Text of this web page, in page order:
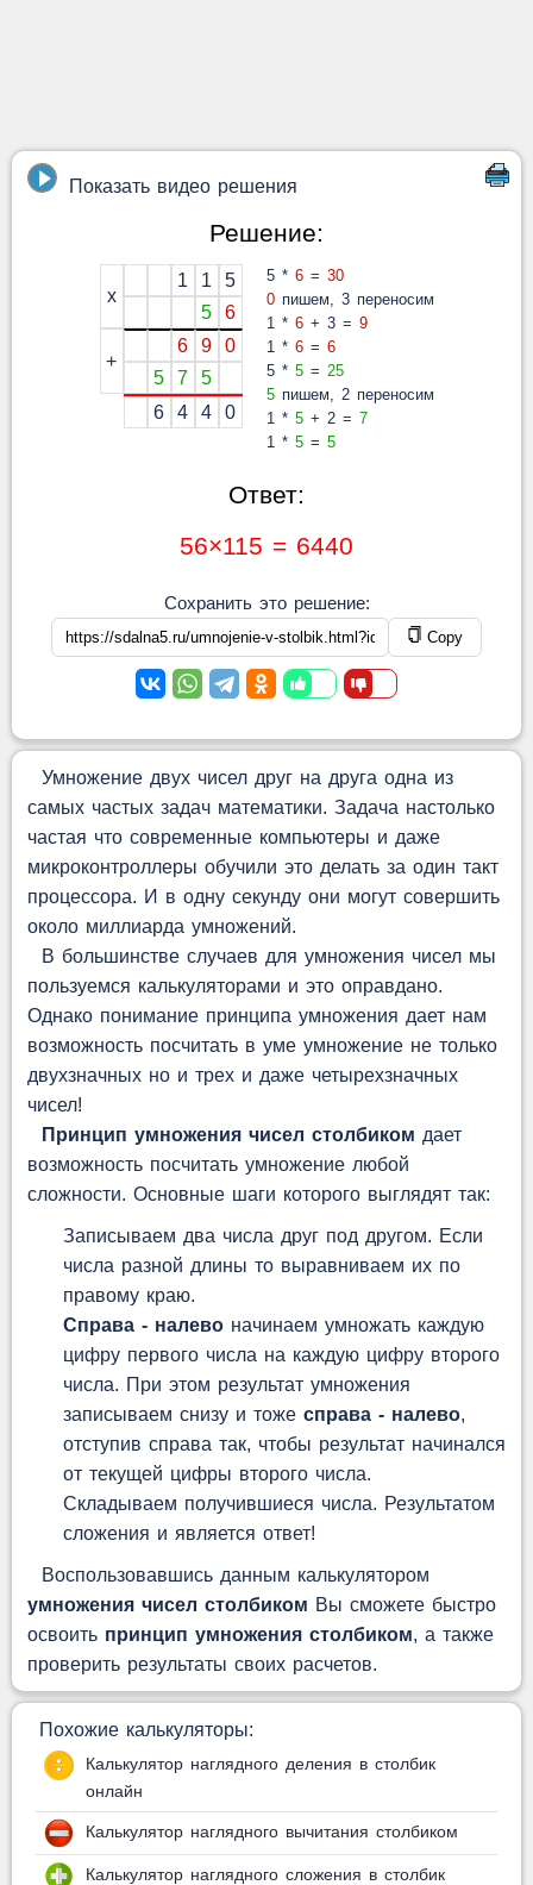
Показать видео решения
Решение:
x
1 1
5
5
6
+
6 9
0
5
7
5
6
4 4 0
5 * 6= 30
0пишем, 3 переносим
1 * 6+ 3 = 9
1 * 6= 6
5 * 5= 25
5пишем, 2 переносим
1 * 5+ 2 = 7
1 * 5= 5
Ответ:
56×115 = 6440
Сохранить это решение:
Copy
Умножение двух чисел друг на друга одна из
самых частых задач математики. Задача настолько
частая что современные компьютеры и даже
микроконтроллеры обучили это делать за один такт
процессора. И в одну секунду они могут совершить
около миллиарда умножений.
В большинстве случаев для умножения чисел мы
пользуемся калькуляторами и это оправдано.
Однако понимание принципа умножения дает нам
возможность посчитать в уме умножение не только
двухзначных но и трех и даже четырехзначных
чисел!
Принцип умножения чисел столбиком дает
возможность посчитать умножение любой
сложности. Основные шаги которого выглядят так:
Записываем два числа друг под другом. Если
числа разной длины то выравниваем их по
правому краю.
Справа - налевоначинаем умножать каждую
цифру первого числа на каждую цифру второго
числа. При этом результат умножения
записываем снизу и тоже справа - налево,
отступив справа так, чтобы результат начинался
от текущей цифры второго числа.
Складываем получившиеся числа. Результатом
сложения и является ответ!
Воспользовавшись данным калькулятором
умножения чисел столбиком Вы сможете быстро
освоить принцип умножения столбиком, а также
проверить результаты своих расчетов.
Похожие калькуляторы:
Калькулятор наглядного деления в столбик
онлайн
Калькулятор наглядного вычитания столбиком
Калькулятор наглядного сложения в столбик